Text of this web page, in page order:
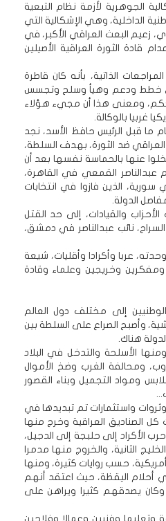
الجوهرية لأزمة نظام التبعية
الداخلية، وهي الإشكالية التي
زعيم البعث العراقي الأكبر، في
السلطة وإعدام قادة الثورة العراقية الأصيلين
الذاتية، بأنه كان قاطرة
الذي خطط ودعم وهيأ وسلح وتجسس
ومعنى هذا أن مجيء هؤلاء
بالوكالة.
ما قبل الرئيس حافظ الأسد، نجد
ضد الثورة، بهدف السلطة،
عنها بالحماسة نفسها بعد أن
القمعي في القاهرة،
الذين فازوا في انتخابات
الدولة.
والقيادات، إلى حد القتل
نائب عبدالناصر في دمشق،
عربا وأكرادا وأقليات، شيعة
ومفكرين وخريجين وعلماء وقادة
إلى مختلف دول العالم
وأصبح الصراع على السلطة بين
هناك.
الأسلحة والتدخل في البلاد
ومحالفة الغرب وضخ الأموال
ومواد التجميل وبناء القصور
واستثمارات تم تبديدها في
استمرت 8 سنوات واستنزفت كل الصناديق العراقية وخرج منها
الأكراد إلى حلبجة إلى الدجيل،
الثانية، والخروج منها مدمرا
أمريكية، حسب روايات كثيرة، ومنها
اليقظة، حيث اعتقد أنهم
وكان يصدقهم كثيرا ويراهن على
وتعليما وفنيين وعمالا وفلاحين